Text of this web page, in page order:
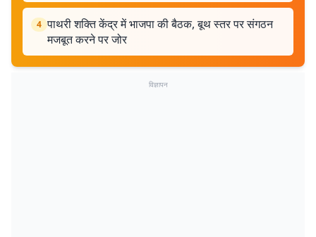
4 पाथरी शक्ति केंद्र में भाजपा की बैठक, बूथ स्तर पर संगठन
मजबूत करने पर जोर
विज्ञापन